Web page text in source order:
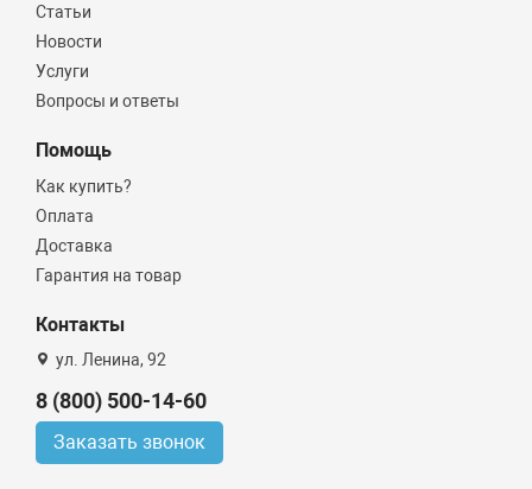
Статьи
Новости
Услуги
Вопросы и ответы
Помощь
Как купить?
Оплата
Доставка
Гарантия на товар
Контакты
ул. Ленина, 92
8 (800) 500-14-60
Заказать звонок